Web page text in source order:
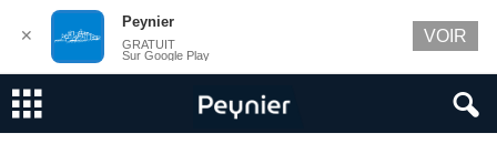
✕
Peynier
GRATUIT
Sur Google Play
VOIR